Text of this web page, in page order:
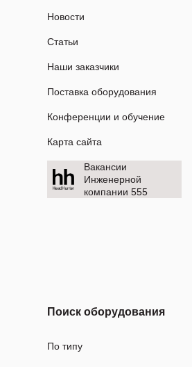
Новости
Статьи
Наши заказчики
Поставка оборудования
Конференции и обучение
Карта сайта
Вакансии
Инженерной
компании 555
Поиск оборудования
По типу